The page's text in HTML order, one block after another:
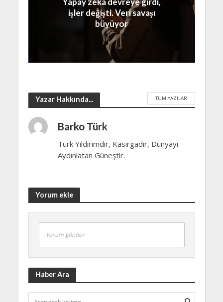
işler değişti. Veri savaşı
büyüyor
Yazar Hakkında... TÜM YAZILAR
Barko Türk
Türk Yıldırımdır, Kasırgadır, Dünyayı
Aydınlatan Güneştir.
Yorum ekle
Yorum gönder
Haber Ara